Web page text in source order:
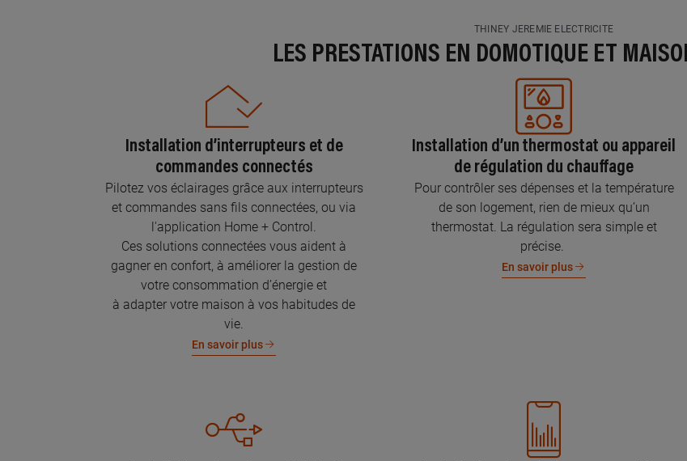
THINEY JEREMIE ELECTRICITE
LES PRESTATIONS EN DOMOTIQUE ET
Installation d’interrupteurs et de
commandes connectés
Pilotez vos éclairages grâce aux interrupteurs
et commandes sans fils connectées, ou via
l'application Home + Control.
Ces solutions connectées vous aident à
gagner en confort, à améliorer la gestion de
votre consommation d’énergie et
à adapter votre maison à vos habitudes de
vie.
En savoir plus
Installation d’un thermostat ou appareil
de régulation du chauffage
Pour contrôler ses dépenses et la température
de son logement, rien de mieux qu’un
thermostat. La régulation sera simple et
précise.
En savoir plus